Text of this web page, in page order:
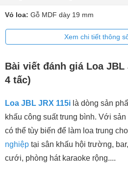
Vỏ loa: Gỗ MDF dày 19 mm
Xem chi tiết thông
Bài viết đánh giá Loa JBL
4 tấc)
Loa JBL JRX 115i là dòng sản
khấu công suất trung bình. Với
có thể tùy biến để làm loa trung cho
nghiệp tại sân khấu hội trường,
cưới, phòng hát karaoke rộng....